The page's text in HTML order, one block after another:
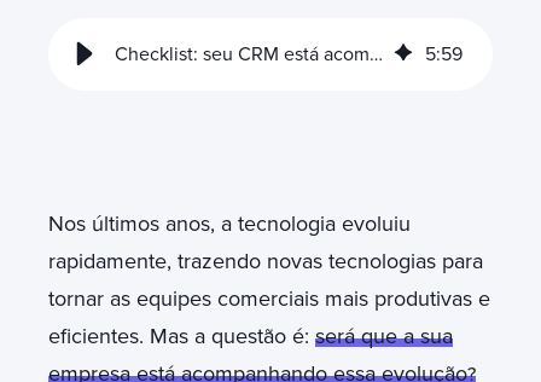
Checklist: seu CRM está acompanhando as novas tecnologias? 5:59
Nos últimos anos, a tecnologia evoluiu
rapidamente, trazendo novas tecnologias para
tornar as equipes comerciais mais produtivas e
eficientes. Mas a questão é: será que a sua
empresa está acompanhando essa evolução?